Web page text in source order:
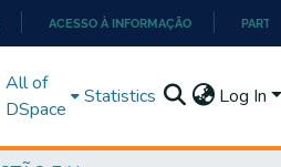
PARA
O
ACESSO À INFORMAÇÃO
All of
DSpace
Statistics Log In